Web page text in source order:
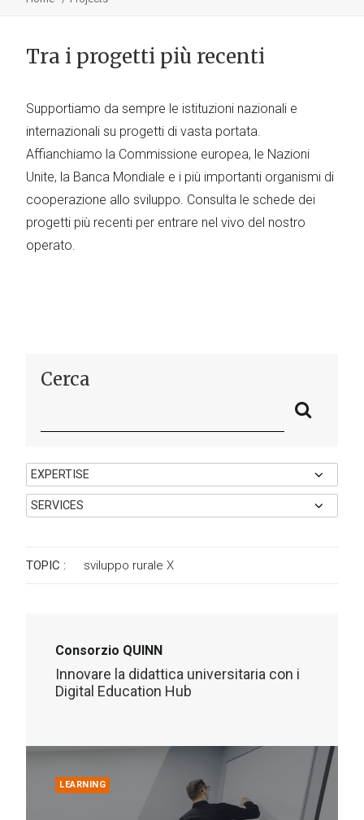
Tra i progetti più recenti
Supportiamo da sempre le istituzioni nazionali e
internazionali su progetti di vasta portata.
Affianchiamo la Commissione europea, le Nazioni
Unite, la Banca Mondiale e i più importanti organismi di
cooperazione allo sviluppo. Consulta le schede dei
progetti più recenti per entrare nel vivo del nostro
operato.
Cerca
TOPIC : sviluppo rurale X
Consorzio QUINN
Innovare la didattica universitaria con i
Digital Education Hub
LEARNING